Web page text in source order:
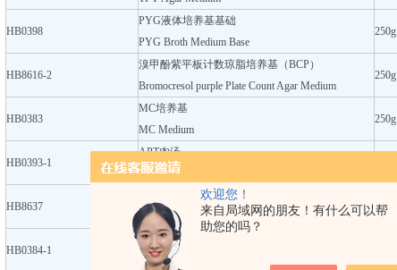
欢迎您！
来自局域网的朋友！有什么可以帮
助您的吗？
HB0398
PYG液体培养基基础
PYG Broth Medium Base
250g
HB8616-2
溴甲酚紫平板计数琼脂培养基（BCP）
Bromocresol purple Plate Count Agar Medium
250g
HB0383
MC培养基
MC Medium
250g
HB0393-1
APT肉汤
APT Broth
HB8637
乳酸杆菌肉汤培养基
Lactobacillus broth Medium
250g
HB0384-1
MRS肉汤
MRS Broth